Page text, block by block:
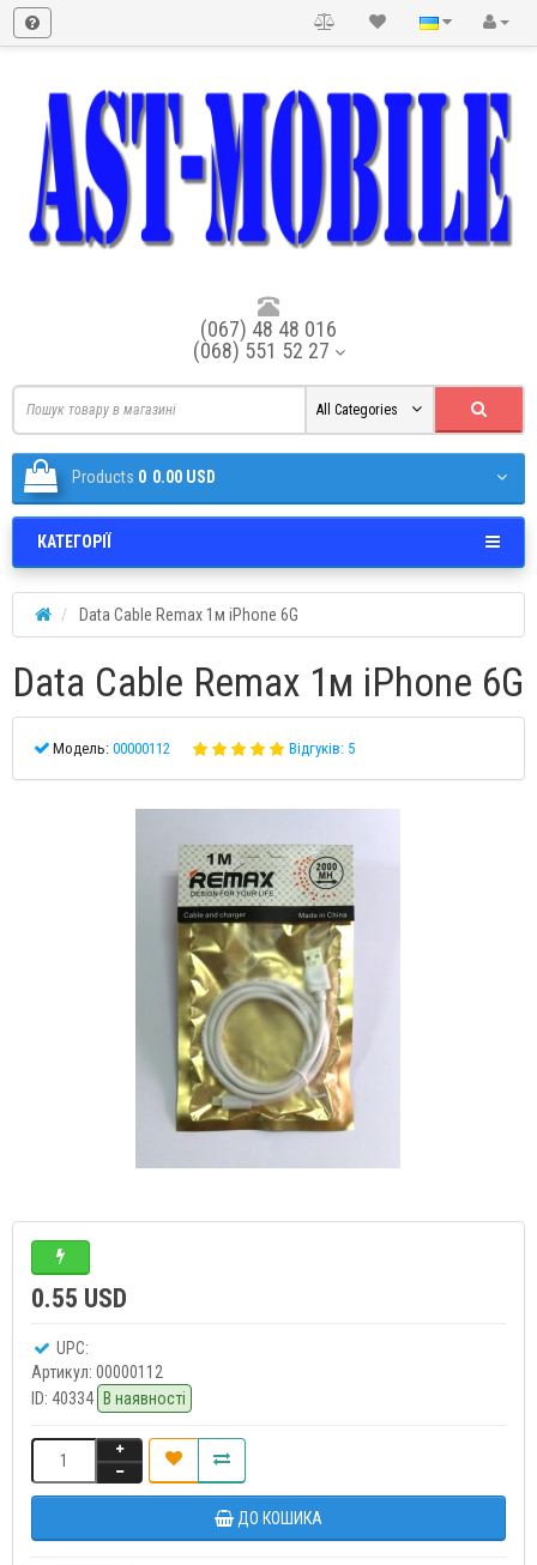
(067) 48 48 016
(068) 551 52 27
All Categories
Products 0 0.00 USD
КАТЕГОРІЇ
Data Cable Remax 1м iPhone 6G
Data Cable Remax 1м iPhone 6G
Модель: 00000112 Відгуків: 5
0.55 USD
UPC:
Артикул: 00000112
ID: 40334 В наявності
ДО КОШИКА